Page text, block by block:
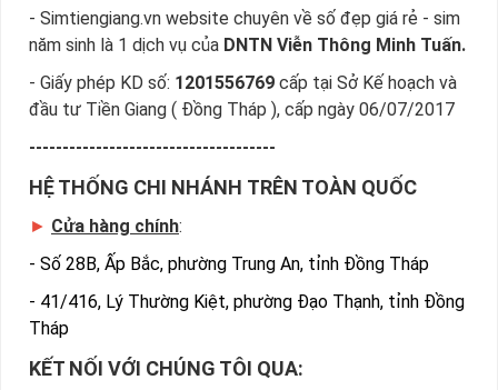
- Simtiengiang.vn website chuyên về số đẹp giá rẻ - sim
năm sinh là 1 dịch vụ của DNTN Viễn Thông Minh Tuấn.
- Giấy phép KD số: 1201556769 cấp tại Sở Kế hoạch và
đầu tư Tiền Giang ( Đồng Tháp ), cấp ngày 06/07/2017
-------------------------------------
HỆ THỐNG CHI NHÁNH TRÊN TOÀN QUỐC
► Cửa hàng chính:
- Số 28B, Ấp Bắc, phường Trung An, tỉnh Đồng Tháp
- 41/416, Lý Thường Kiệt, phường Đạo Thạnh, tỉnh Đồng
Tháp
KẾT NỐI VỚI CHÚNG TÔI QUA: